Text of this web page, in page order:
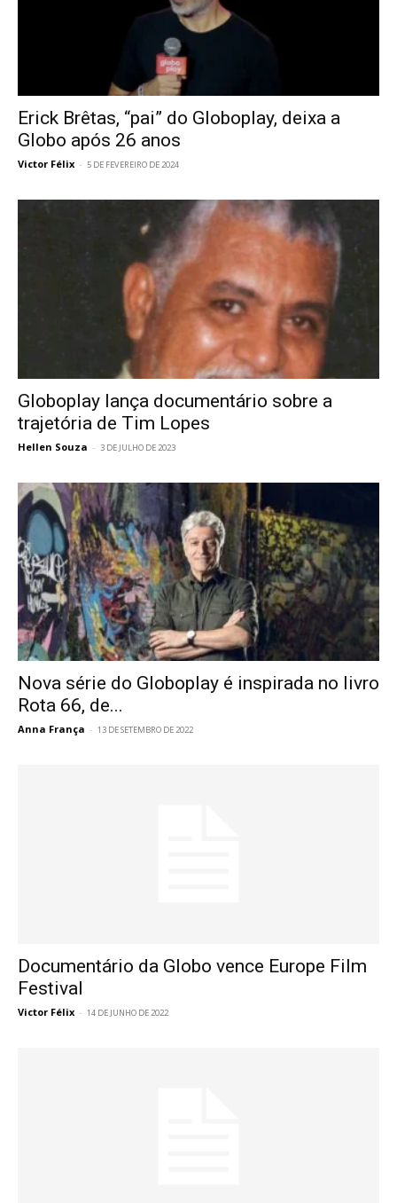
Erick Brêtas, “pai” do Globoplay, deixa a
Globo após 26 anos
Victor Félix - 5 DE FEVEREIRO DE 2024
Globoplay lança documentário sobre a
trajetória de Tim Lopes
Hellen Souza - 3 DE JULHO DE 2023
Nova série do Globoplay é inspirada no livro
Rota 66, de...
Anna França - 13 DE SETEMBRO DE 2022
Documentário da Globo vence Europe Film
Festival
Victor Félix - 14 DE JUNHO DE 2022